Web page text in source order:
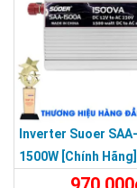
Inverter Suoer
1500W [Chính
Điện 12V Lên 220V